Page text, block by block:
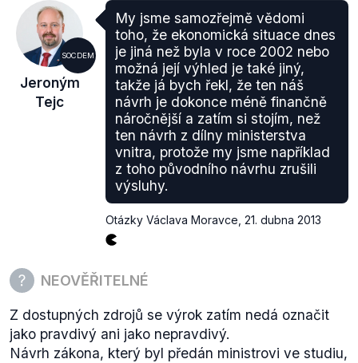
bagatelních trestných činů, udává hodnotu 20 %.
SOCDEM
Jeroným
Tejc
My jsme samozřejmě vědomi
toho, že ekonomická situace dnes
je jiná než byla v roce 2002 nebo
možná její výhled je také jiný,
takže já bych řekl, že ten náš
návrh je dokonce méně finančně
náročnější a zatím si stojím, než
ten návrh z dílny ministerstva
vnitra, protože my jsme například
z toho původního návrhu zrušili
výsluhy.
Otázky Václava Moravce 21. dubna 2013
NEOVĚŘITELNÉ
Z dostupných zdrojů se výrok zatím nedá označit
jako pravdivý ani jako nepravdivý.
Návrh zákona, který byl předán ministrovi ve studiu,